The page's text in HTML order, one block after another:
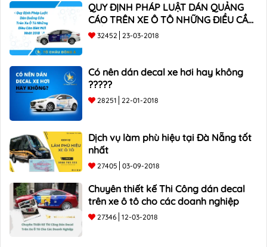
QUY ĐỊNH PHÁP LUẬT DÁN QUẢNG
CÁO TRÊN XE Ô TÔ NHỮNG ĐIỀU CẦN
BIẾT mới nhất 2018 ???
32452 23-03-2018
Có nên dán decal xe hơi hay không
?????
28251 22-01-2018
Dịch vụ làm phù hiệu tại Đà Nẵng tốt
nhất
27405 03-09-2018
Chuyên thiết kế Thi Công dán decal
trên xe ô tô cho các doanh nghiệp
27346 12-03-2018